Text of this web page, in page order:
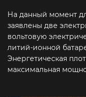
На данный момент
заявлены две
вольтовую
литий-ионной
Энергетическая
максимальная